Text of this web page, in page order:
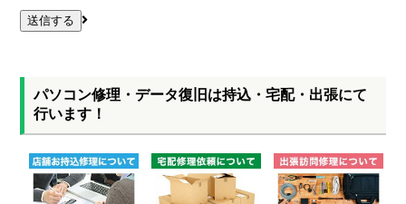
パソコン修理・データ復旧は持込・宅配・出張にて
行います！